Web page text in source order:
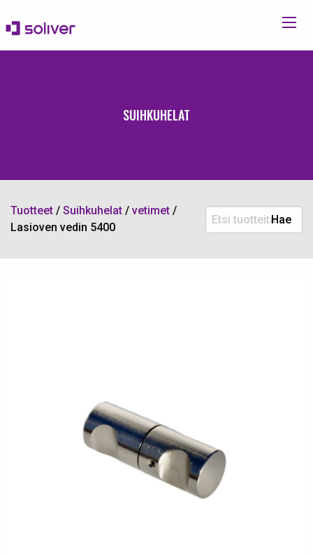
SUIHKUHELAT
Tuotteet / Suihkuhelat / vetimet /
Lasioven vedin 5400
Etsi
tuotteita:
Hae